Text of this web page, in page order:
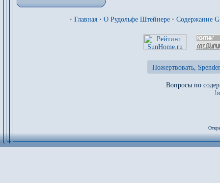
· Главная · О Рудольфе Штейнере · Содержание
Пожертвовать,
Вопросы по